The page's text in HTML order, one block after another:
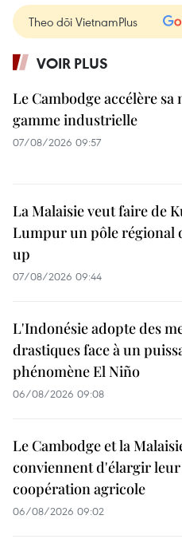
Theo dõi VietnamPlus
VOIR PLUS
Le Cambodge accélère sa
gamme industrielle
07/08/2026 09:57
La Malaisie veut faire de
Lumpur un pôle régional
up
07/08/2026 09:44
L'Indonésie adopte des
drastiques face à un
phénomène El Niño
06/08/2026 09:08
Le Cambodge et la
conviennent d'élargir leur
coopération agricole
06/08/2026 09:02